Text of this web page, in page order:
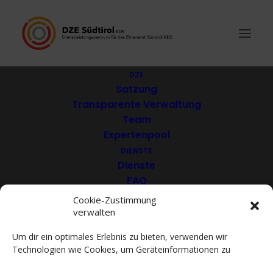
Cookie-Zustimmung
verwalten
Um dir ein optimales Erlebnis zu bieten, verwenden wir
Technologien wie Cookies, um Geräteinformationen zu
DZE
Satzung
Transparente Verwaltung
Team
Expertenpool
DIENSTE
Dienste
FAQ
Download
Mitglied werden
Südtirols Katholische